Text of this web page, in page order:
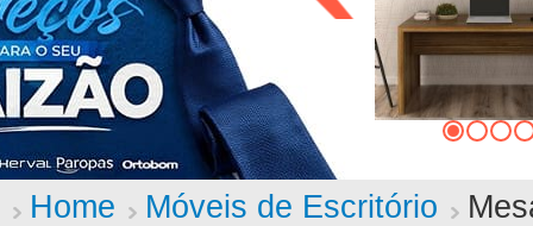
Home Móveis de Escritório